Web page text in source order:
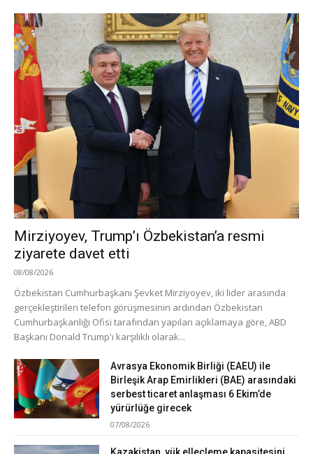
Mirziyoyev, Trump’ı Özbekistan’a resmi
ziyarete davet etti
08/08/2026
Özbekistan Cumhurbaşkanı Şevket Mirziyoyev, iki lider arasında
gerçekleştirilen telefon görüşmesinin ardından Özbekistan
Cumhurbaşkanlığı Ofisi tarafından yapılan açıklamaya göre, ABD
Başkanı Donald Trump'ı karşılıklı olarak...
Avrasya Ekonomik Birliği (EAEU) ile
Birleşik Arap Emirlikleri (BAE) arasındaki
serbest ticaret anlaşması 6 Ekim’de
yürürlüğe girecek
07/08/2026
Kazakistan, yük elleçleme kapasitesini